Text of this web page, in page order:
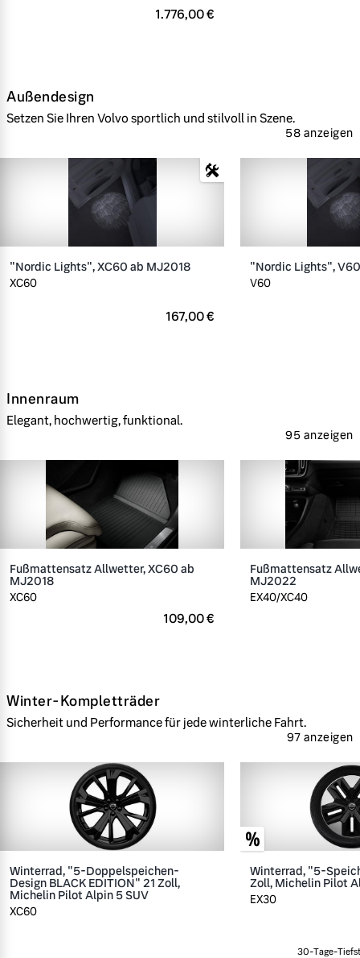
1.776,00 €
Außendesign
Setzen Sie Ihren Volvo sportlich und stilvoll in Szene.
58 anzeigen
"Nordic Lights", XC60 ab MJ2018
XC60
167,00 €
"Nordic Lights",
V60
Innenraum
Elegant, hochwertig, funktional.
95 anzeigen
Fußmattensatz Allwetter, XC60 ab
MJ2018
XC60
109,00 €
Fußmattensatz
MJ2022
EX40/XC40
Winter-Kompletträder
Sicherheit und Performance für jede winterliche Fahrt.
97 anzeigen
Winterrad, "5-Doppelspeichen-
Design BLACK EDITION" 21 Zoll,
Michelin Pilot Alpin 5 SUV
XC60
Winterrad, "5-
Zoll, Michelin Pilot
EX30
30-Tage-